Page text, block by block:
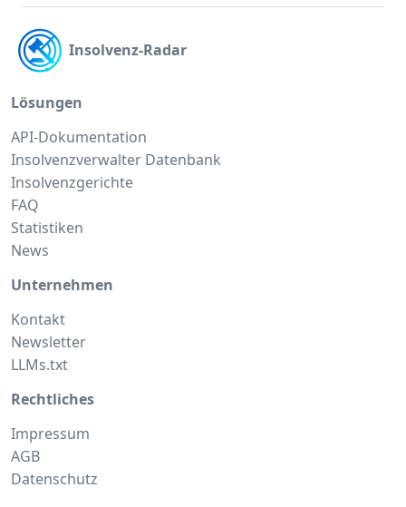
Insolvenz-Radar
Lösungen
API-Dokumentation
Insolvenzverwalter Datenbank
Insolvenzgerichte
FAQ
Statistiken
News
Unternehmen
Kontakt
Newsletter
LLMs.txt
Rechtliches
Impressum
AGB
Datenschutz